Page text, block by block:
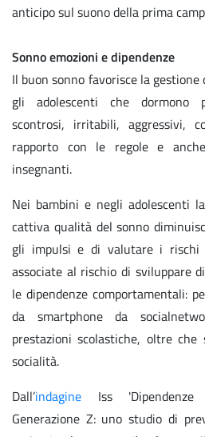
anticipo sul suono della prima
Sonno emozioni e dipendenze
Il buon sonno favorisce la
gli adolescenti che dormono
scontrosi, irritabili, aggressivi,
rapporto con le regole e
insegnanti.
Nei bambini e negli adolescenti
cattiva qualità del sonno
gli impulsi e di valutare i rischi
associate al rischio di sviluppare
le dipendenze comportamentali:
da smartphone da
prestazioni scolastiche, oltre
socialità.
Dall’indagine Iss 'Dipendenze
Generazione Z: uno studio di